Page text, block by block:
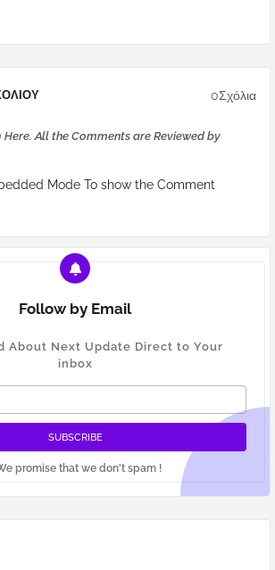
0Σχόλια
Here. All the Comments are Reviewed by
Mode To show the Comment
Follow by Email
About Next Update Direct to Your
inbox
promise that we don't spam !